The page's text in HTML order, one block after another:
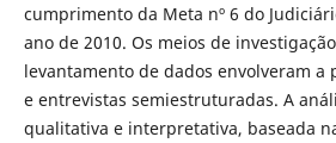
cumprimento da Meta nº 6 do
ano de 2010. Os meios de
levantamento de dados envolveram a
e entrevistas semiestruturadas. A
qualitativa e interpretativa, baseada